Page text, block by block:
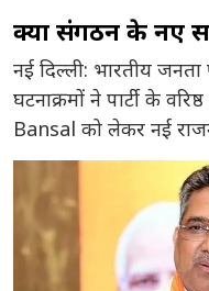
क्या संगठन के नए
नई दिल्ली: भारतीय
घटनाक्रमों ने पार्टी के
Bansal को लेकर नई
भाजपा ने अपने अधिकांश
भेजा है या उनके लिए
को अभी तक […]